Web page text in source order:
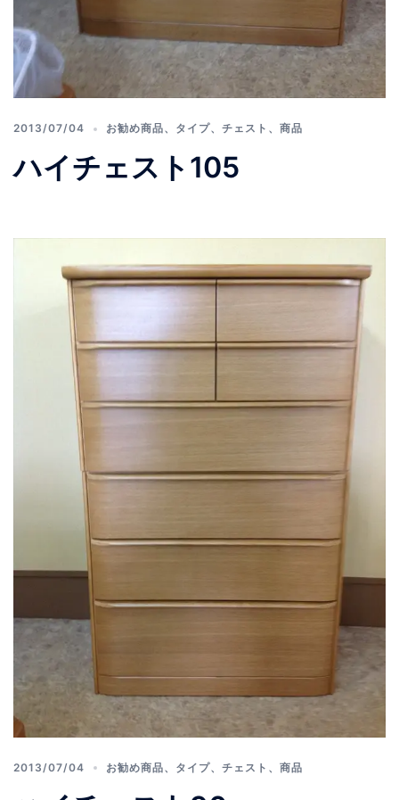
2013/07/04 お勧め商品、 タイプ、 チェスト 、 商品
ハイチェスト105
2013/07/04 お勧め商品、 タイプ、 チェスト 、 商品